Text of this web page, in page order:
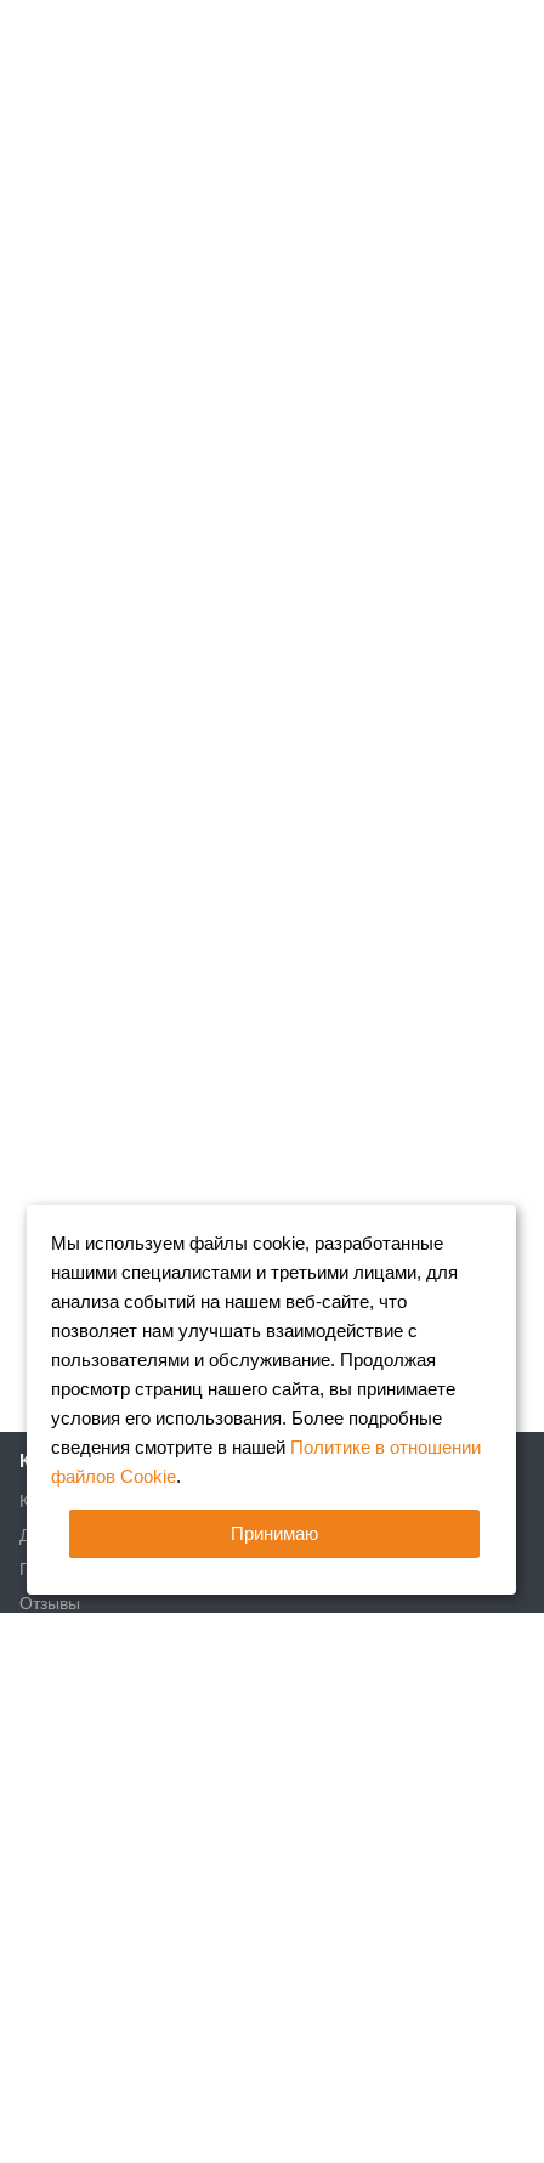
Компания
Клиентам
Доставка
Партнеры
Отзывы
Мы используем файлы cookie, разработанные
нашими специалистами и третьими лицами, для
анализа событий на нашем веб-сайте, что
позволяет нам улучшать взаимодействие с
пользователями и обслуживание. Продолжая
просмотр страниц нашего сайта, вы принимаете
условия его использования. Более подробные
сведения смотрите в нашей Политике в отношении
файлов Cookie.
Принимаю